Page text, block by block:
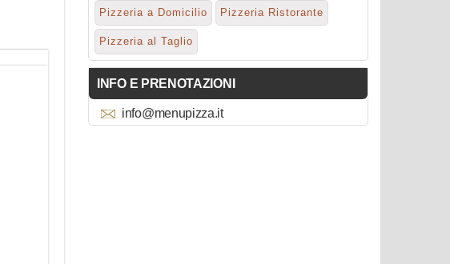
Pizzeria a Domicilio Pizzeria Ristorante
Pizzeria al Taglio
INFO E PRENOTAZIONI
info@menupizza.it